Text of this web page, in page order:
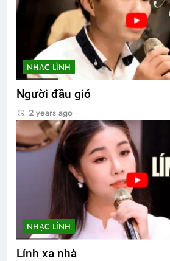
NHẠC LÍNH
Người đầu gió
2 years ago
NHẠC LÍNH
Lính xa nhà